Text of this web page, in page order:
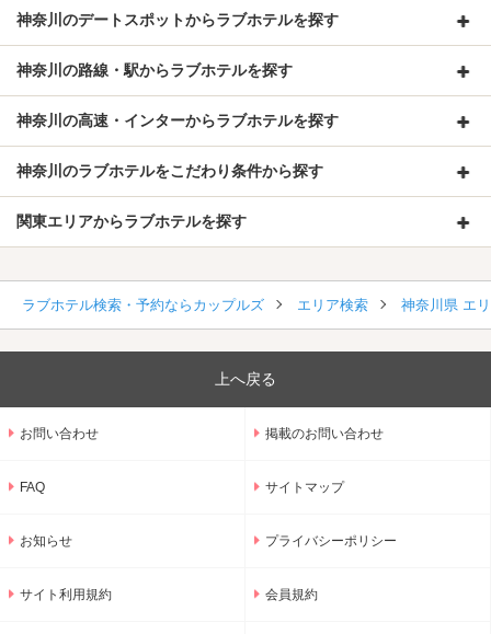
神奈川のデートスポットからラブホテルを探す
神奈川の路線・駅からラブホテルを探す
神奈川の高速・インターからラブホテルを探す
神奈川のラブホテルをこだわり条件から探す
関東エリアからラブホテルを探す
ラブホテル検索・予約ならカップルズ エリア検索 神奈川県 エ
上へ戻る
お問い合わせ 掲載のお問い合わせ
FAQ サイトマップ
お知らせ プライバシーポリシー
サイト利用規約 会員規約